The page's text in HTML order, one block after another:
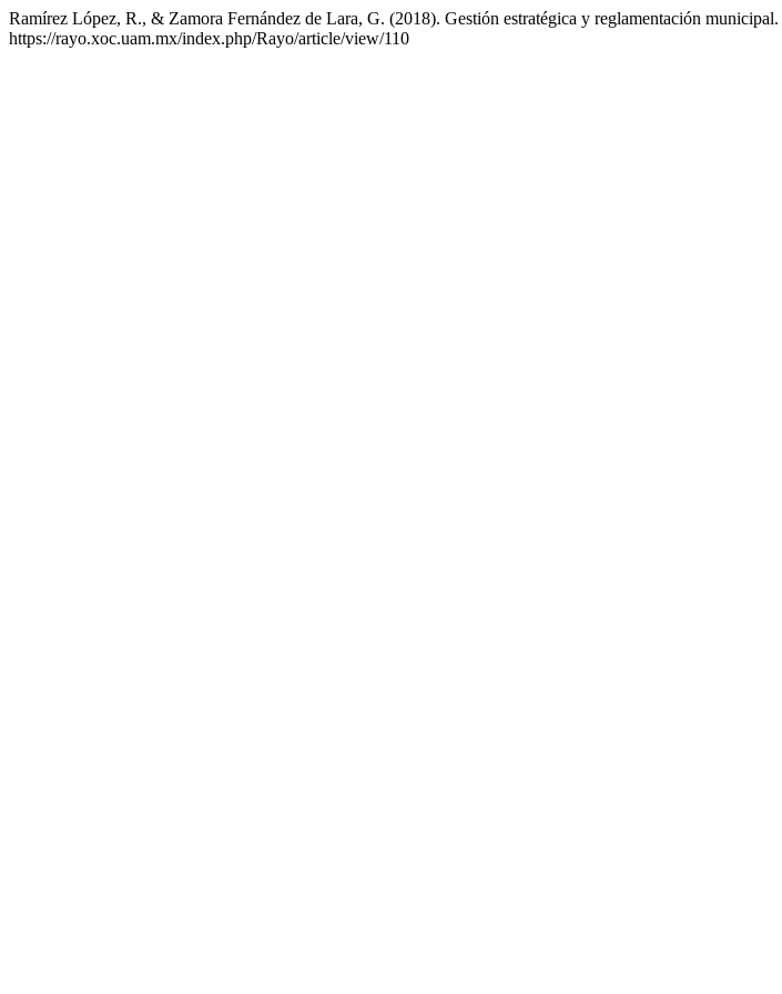
Ramírez López, R., & Zamora Fernández de Lara, G. (2018). Gestión estratégica y reglamentación municipal.
https://rayo.xoc.uam.mx/index.php/Rayo/article/view/110